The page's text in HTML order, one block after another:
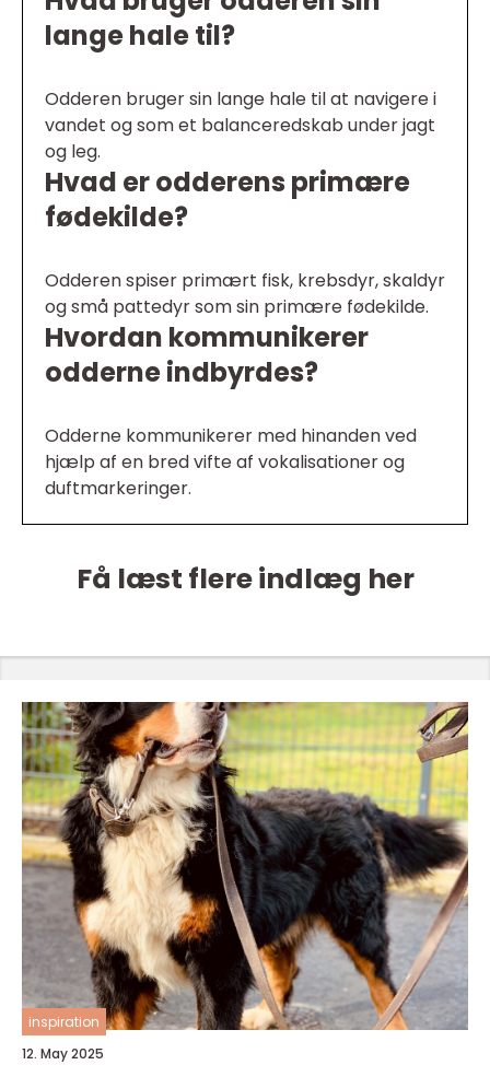
lange hale til?
Odderen bruger sin lange hale til at navigere i
vandet og som et balanceredskab under jagt
og leg.
Hvad er odderens primære
fødekilde?
Odderen spiser primært fisk, krebsdyr, skaldyr
og små pattedyr som sin primære fødekilde.
Hvordan kommunikerer
odderne indbyrdes?
Odderne kommunikerer med hinanden ved
hjælp af en bred vifte af vokalisationer og
duftmarkeringer.
Få læst flere indlæg her
inspiration
12. May 2025